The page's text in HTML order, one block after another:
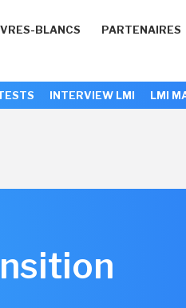
BLANCS PARTENAIRES
INTERVIEW LMI LMI